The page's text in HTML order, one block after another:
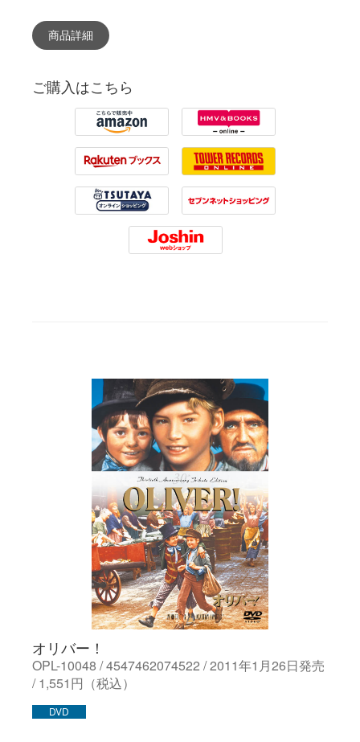
商品詳細
ご購入はこちら
Amazon HMV
Rakuten Tower Records
Tsutaya 7net
Joshin
オリバー！
OPL-10048 / 4547462074522 / 2011年1月26日発売
/ 1,551円（税込）
DVD